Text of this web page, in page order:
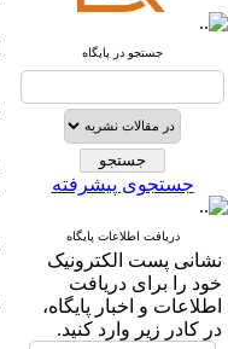
www.magiran.com
www.search.ricest.ac.ir
google scholar
جستجو در پایگاه
جستجوی پیشرفته
دریافت اطلاعات پایگاه
نشانی پست الکترونیک
خود را برای دریافت
اطلاعات و اخبار پایگاه،
در کادر زیر وارد کنید.